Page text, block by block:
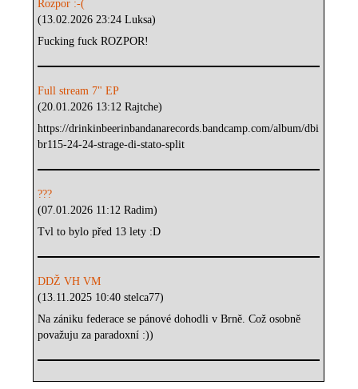
Rozpor :-(
(13.02.2026 23:24 Luksa)
Fucking fuck ROZPOR!
Full stream 7" EP
(20.01.2026 13:12 Rajtche)
https://drinkinbeerinbandanarecords.bandcamp.com/album/dbi
br115-24-24-strage-di-stato-split
???
(07.01.2026 11:12 Radim)
Tvl to bylo před 13 lety :D
DDŽ VH VM
(13.11.2025 10:40 stelca77)
Na zániku federace se pánové dohodli v Brně. Což osobně
považuju za paradoxní :))